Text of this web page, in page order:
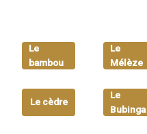
Le
bambou
Le
Mélèze
Le cèdre
Le
Bubinga